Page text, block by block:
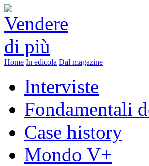
Home In edicola Dal magazine
Interviste
Fondamentali
Case history
Mondo V+